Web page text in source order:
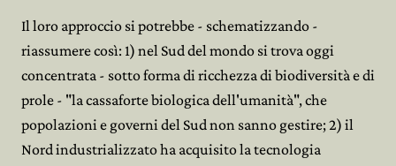
Il loro approccio si potrebbe - schematizzando -
riassumere così: 1) nel Sud del mondo si trova oggi
concentrata - sotto forma di ricchezza di biodiversità e di
prole - "la cassaforte biologica dell'umanità", che
popolazioni e governi del Sud non sanno gestire; 2) il
Nord industrializzato ha acquisito la tecnologia